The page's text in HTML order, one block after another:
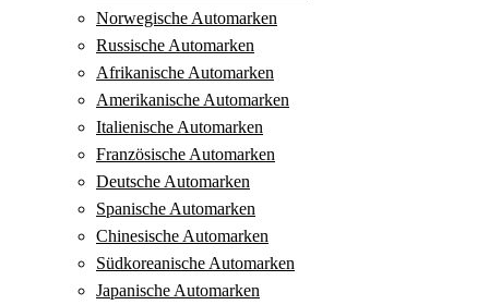
Norwegische Automarken
Russische Automarken
Afrikanische Automarken
Amerikanische Automarken
Italienische Automarken
Französische Automarken
Deutsche Automarken
Spanische Automarken
Chinesische Automarken
Südkoreanische Automarken
Japanische Automarken